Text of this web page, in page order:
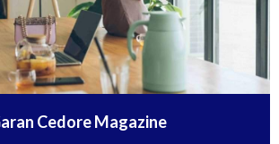
Cedore Magazine